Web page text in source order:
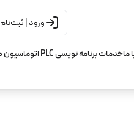
ورود | ثبت‌نام
ماخدمات برنامه نویسی PLC اتوماسیون صنعتی